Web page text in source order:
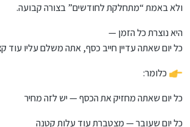
ולא באמת “מתחלקת לחודשים” בצורה קבועה.
היא נוצרת כל הזמן —
כל יום שאתה עדיין חייב כסף, אתה משלם עליו עוד
כלומר:
כל יום שאתה מחזיק את הכסף — יש לזה מחיר
כל יום שעובר — מצטברת עוד עלות קטנה